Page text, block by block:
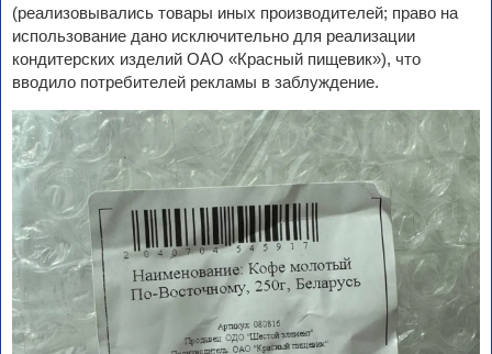
(реализовывались товары иных производителей; право на
использование дано исключительно для реализации
кондитерских изделий ОАО «Красный пищевик»), что
вводило потребителей рекламы в заблуждение.